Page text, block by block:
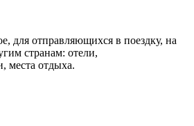
для отправляющихся в поездку, на
странам: отели,
места отдыха.